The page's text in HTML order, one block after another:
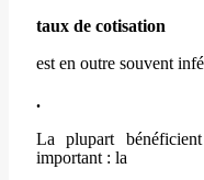
taux de cotisation
est en outre souvent
.
La plupart
important : la